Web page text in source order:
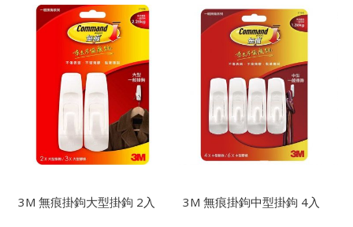
3M 無痕掛鉤大型掛鉤 2入 3M 無痕掛鉤中型掛鉤 4入